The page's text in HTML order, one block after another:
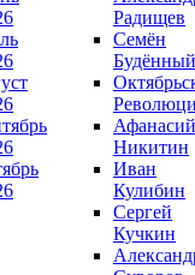
Радищев
Семён
Будённый
Афанасий
Никитин
Иван
Кулибин
Сергей
Кучкин